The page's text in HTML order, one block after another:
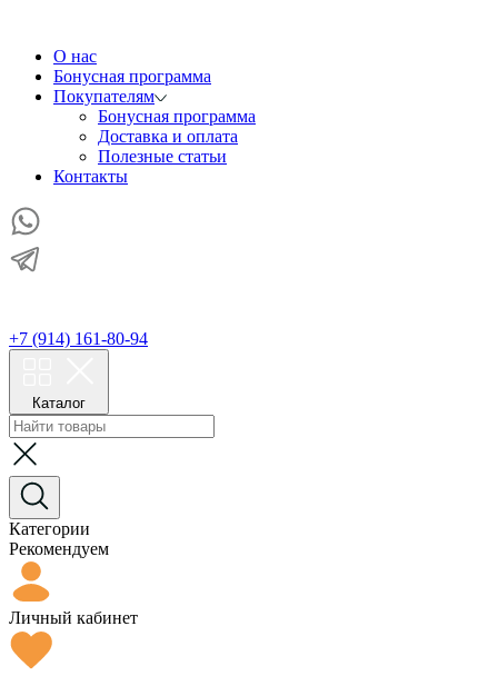
О нас
Бонусная программа
Покупателям
Бонусная программа
Доставка и оплата
Полезные статьи
Контакты
+7 (914) 161-80-94
Каталог
Категории
Рекомендуем
Личный кабинет